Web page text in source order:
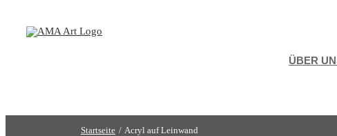
Inhalt
ÜBER
Startseite Acryl auf Leinwand